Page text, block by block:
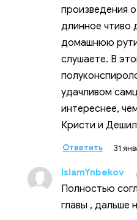
произведения
длинное чтиво
домашнюю
слушаете. В
удачливом
интереснее,
Кристи и
Ответить 31
IslamYnbekov
Полностью
главы , дальше